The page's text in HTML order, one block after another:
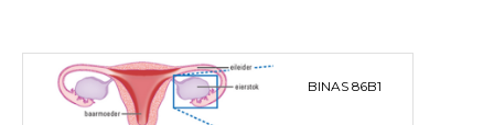
BINAS 86B1